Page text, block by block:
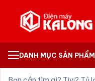
DANH MỤC SẢN PHẨM